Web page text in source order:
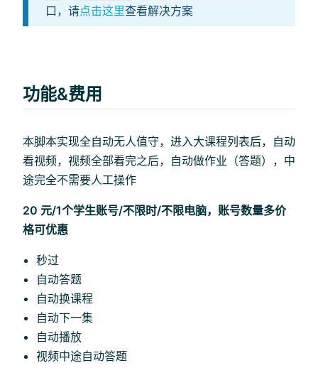
口，请点击这里查看解决方案
功能&费用
本脚本实现全自动无人值守，进入大课程列表后，自动
看视频，视频全部看完之后，自动做作业（答题），中
途完全不需要人工操作
20 元/1个学生账号/不限时/不限电脑，账号数量多价
格可优惠
秒过
自动答题
自动换课程
自动下一集
自动播放
视频中途自动答题